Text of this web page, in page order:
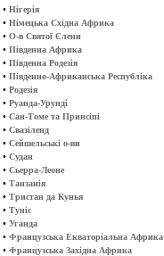
• Нігерія
• Німецька Східна Африка
• О-в Святої Єлени
• Південна Африка
• Південна Родезія
• Південно-Африканська Республіка
• Родезія
• Руанда-Урунді
• Сан-Томе та Принсіпі
• Свазіленд
• Сейшельські о-ви
• Судан
• Сьерра-Леоне
• Танзанія
• Тристан да Кунья
• Туніс
• Уганда
• Французська Екваторіальна Африка
• Французська Західна Африка